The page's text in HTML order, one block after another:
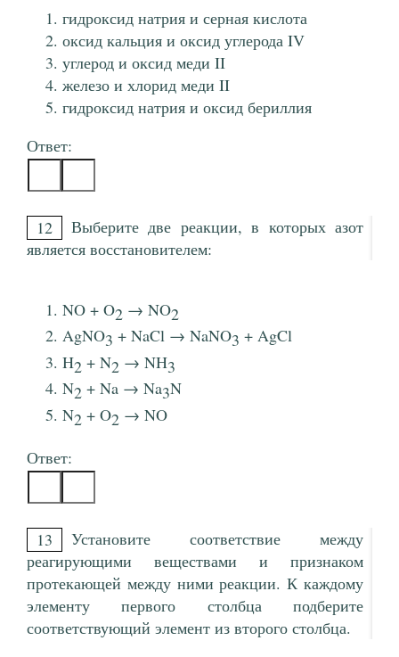
гидроксид натрия и серная кислота
оксид кальция и оксид углерода IV
углерод и оксид меди II
железо и хлорид меди II
гидроксид натрия и оксид бериллия
Ответ:
12
Выберите две реакции, в которых азот
является восстановителем:
NO + O2 → NO2
AgNO3 + NaCl → NaNO3 + AgCl
H2 + N2 → NH3
N2 + Na → Na3N
N2 + O2 → NO
Ответ:
13
Установите соответствие между
реагирующими веществами и признаком
протекающей между ними реакции. К каждому
элементу первого столбца подберите
соответствующий элемент из второго столбца.